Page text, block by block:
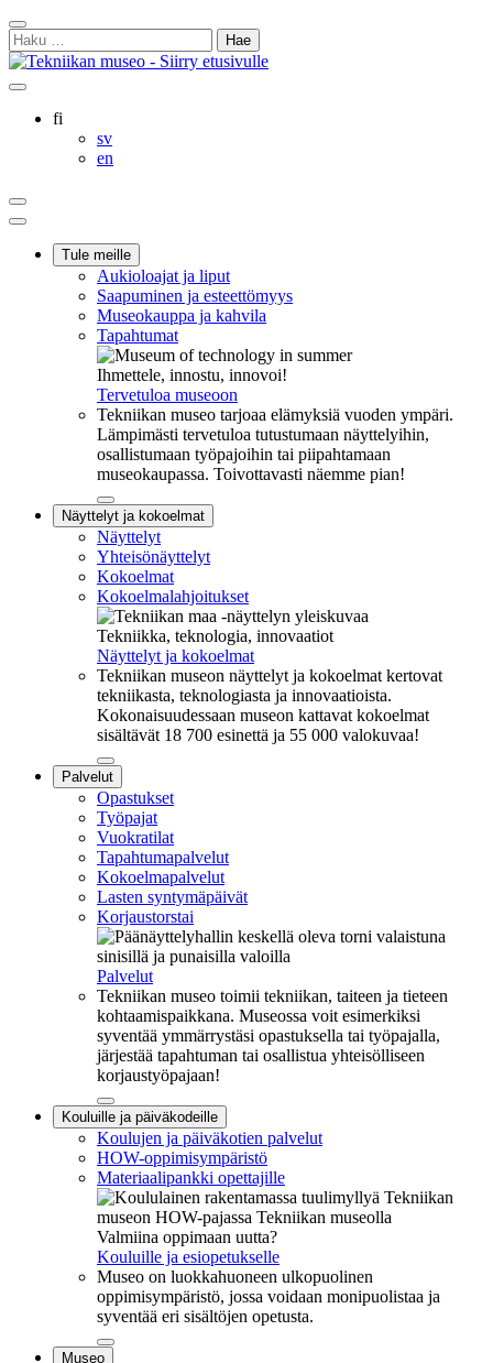
Siirry
sisältöön
Sulje
hakukenttä
Haku:
Ostoskorisi
Oma
Hae
sivultafi
svSvenska
en
Ostoskorisi
Oma
tiliHae
Päävalikko
Tule meille
Aukioloajat ja liput
Saapuminen ja esteettömyys
Museokauppa ja kahvila
Tapahtumat
Ihmettele, innostu, innovoi!
Tervetuloa museoon
Tekniikan museo tarjoaa elämyksiä vuoden ympäri.
Lämpimästi tervetuloa tutustumaan näyttelyihin,
osallistumaan työpajoihin tai piipahtamaan
museokaupassa. Toivottavasti näemme pian!
Sulje
alavalikko
Näyttelyt ja kokoelmat
Näyttelyt
Yhteisönäyttelyt
Kokoelmat
Kokoelmalahjoitukset
Tekniikka, teknologia, innovaatiot
Näyttelyt ja kokoelmat
Tekniikan museon näyttelyt ja kokoelmat kertovat
tekniikasta, teknologiasta ja innovaatioista.
Kokonaisuudessaan museon kattavat kokoelmat
sisältävät 18 700 esinettä ja 55 000 valokuvaa!
Sulje
alavalikko
Palvelut
Opastukset
Työpajat
Vuokratilat
Tapahtumapalvelut
Kokoelmapalvelut
Lasten syntymäpäivät
Korjaustorstai
Palvelut
Tekniikan museo toimii tekniikan, taiteen ja tieteen
kohtaamispaikkana. Museossa voit esimerkiksi
syventää ymmärrystäsi opastuksella tai työpajalla,
järjestää tapahtuman tai osallistua yhteisölliseen
korjaustyöpajaan!
Sulje
alavalikko
Kouluille ja päiväkodeille
Koulujen ja päiväkotien palvelut
HOW-oppimisympäristö
Materiaalipankki opettajille
Valmiina oppimaan uutta?
Kouluille ja esiopetukselle
Museo on luokkahuoneen ulkopuolinen
oppimisympäristö, jossa voidaan monipuolistaa ja
syventää eri sisältöjen opetusta.
Sulje
Museo